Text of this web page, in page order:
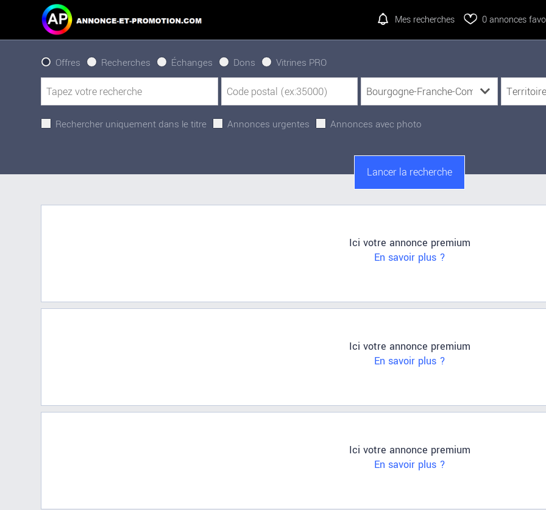
Mes recherches 0annonces
Offres Recherches Échanges Dons Vitrines PRO
Rechercher uniquement dans le titre Annonces urgentes Annonces avec photo
Ici votre annonce premium
En savoir plus ?
Ici votre annonce premium
En savoir plus ?
Ici votre annonce premium
En savoir plus ?